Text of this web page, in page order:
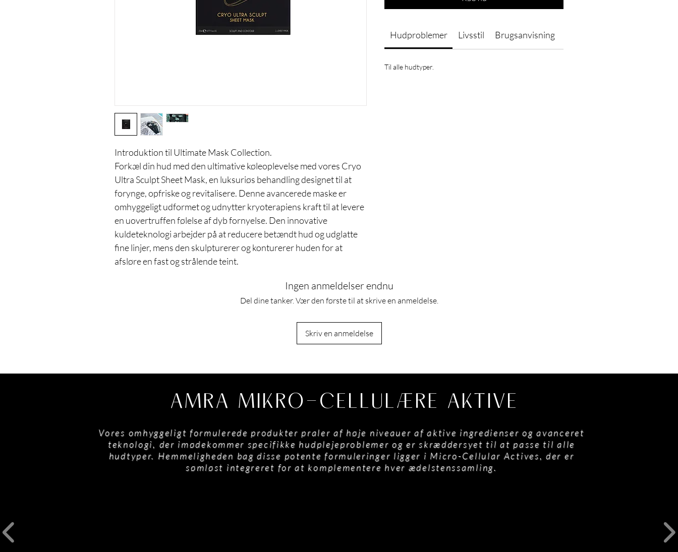
Introduktion til Ultimate Mask Collection.
Forkæl din hud med den ultimative køleoplevelse med vores Cryo
Ultra Sculpt Sheet Mask, en luksuriøs behandling designet til at
forynge, opfriske og revitalisere. Denne avancerede maske er
omhyggeligt udformet og udnytter kryoterapiens kraft til at levere
en uovertruffen følelse af dyb fornyelse. Den innovative
kuldeteknologi arbejder på at reducere betændt hud og udglatte
fine linjer, mens den skulpturerer og konturerer huden for at
afsløre en fast og strålende teint.
Hudproblemer Livsstil Brugsanvisning
Til alle hudtyper.
Ingen anmeldelser endnu
Del dine tanker. Vær den første til at skrive en anmeldelse.
Skriv en anmeldelse
AMRA MIKRO-CELLULÆRE AKTIVE
Vores omhyggeligt formulerede produkter praler af høje niveauer af aktive ingredienser og avanceret
teknologi, der imødekommer specifikke hudplejeproblemer og er skræddersyet til at passe til alle
hudtyper. Hemmeligheden bag disse potente formuleringer ligger i Micro-Cellular Actives, der er
sømløst integreret for at komplementere hver ædelstenssamling.